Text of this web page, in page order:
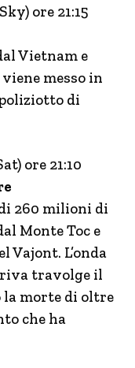
ore 21:15
Vietnam e
messo in
di
ore 21:10
260 milioni di
Monte Toc e
Vajont. L’onda
travolge il
la morte di oltre
che ha